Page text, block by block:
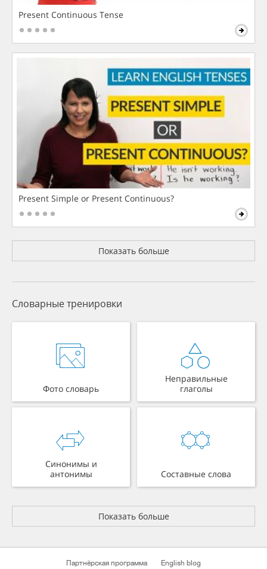
Present Continuous Tense
Present Simple or Present Continuous?
Показать больше
Словарные тренировки
Фото словарь
Неправильные
глаголы
Синонимы и
антонимы
Составные слова
Показать больше
Партнёрская программа English blog